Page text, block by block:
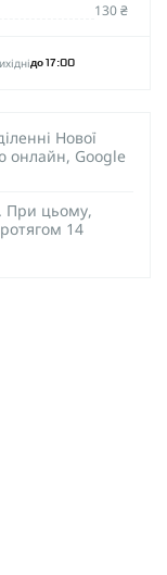
130 ₴
до 17:00
Нової
онлайн, Google
При цьому,
14